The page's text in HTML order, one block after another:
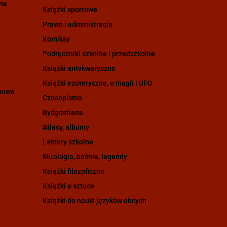
Księżki sportowe
Prawo i administracja
Komiksy
Podręczniki szkolne i przedszkolne
Książki antykwaryczne
Książki ezoteryczne, o magii i UFO
Czasopisma
Bydgostiana
Atlasy, albumy
Lektury szkolne
Mitologia, baśnie, legendy
Książki filozoficzne
Książki o sztuce
Książki do nauki języków obcych